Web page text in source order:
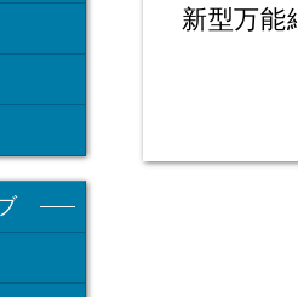
新型万